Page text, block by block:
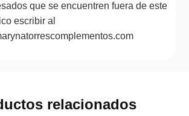
que se encuentren fuera de este
escribir al
relacionados